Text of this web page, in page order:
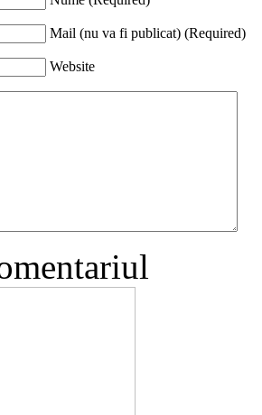
Mail (nu va fi publicat) (Required)
Website